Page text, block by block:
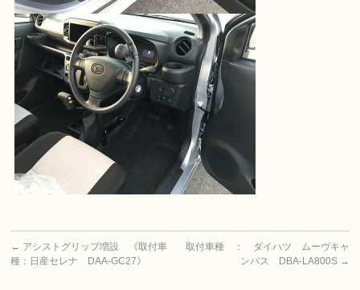
← アシストグリップ増設 《取付車
種：日産セレナ DAA-GC27》
取付車種 ： ダイハツ ムーヴキャ
ンバス DBA-LA800S →